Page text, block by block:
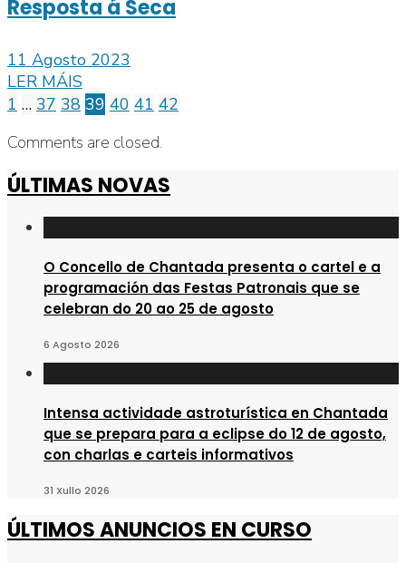
Resposta á Seca
11 Agosto 2023
LER MÁIS
1 … 37 38 39 40 41 42
Comments are closed.
ÚLTIMAS NOVAS
O Concello de Chantada presenta o cartel e a
programación das Festas Patronais que se
celebran do 20 ao 25 de agosto
6 Agosto 2026
Intensa actividade astroturística en Chantada
que se prepara para a eclipse do 12 de agosto,
con charlas e carteis informativos
31 Xullo 2026
ÚLTIMOS ANUNCIOS EN CURSO